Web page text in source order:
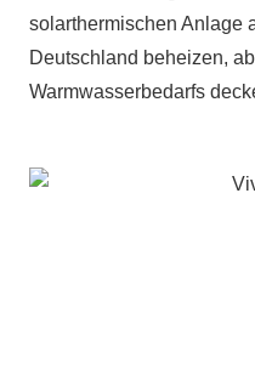
solarthermischen Anlage
Deutschland beheizen,
Warmwasserbedarfs